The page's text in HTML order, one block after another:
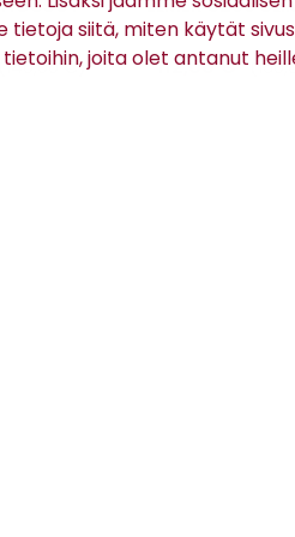
siitä, miten käytät
joita olet antanut
€)
112,00 €